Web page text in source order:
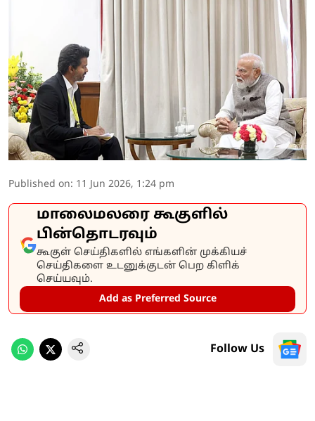
Published on: 11 Jun 2026, 1:24 pm
மாலைமலரை கூகுளில்
பின்தொடரவும்
கூகுள் செய்திகளில் எங்களின் முக்கியச்
செய்திகளை உடனுக்குடன் பெற கிளிக்
செய்யவும்.
Add as Preferred Source
Follow Us